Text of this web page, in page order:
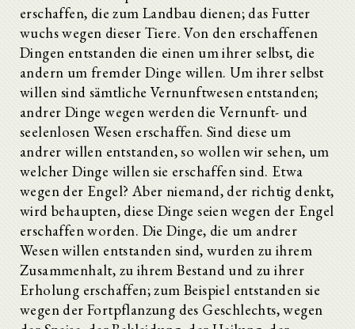
erschaffen, die zum Landbau dienen; das Futter
wuchs wegen dieser Tiere. Von den erschaffenen
Dingen entstanden die einen um ihrer selbst, die
andern um fremder Dinge willen. Um ihrer selbst
willen sind sämtliche Vernunftwesen entstanden;
andrer Dinge wegen werden die Vernunft- und
seelenlosen Wesen erschaffen. Sind diese um
andrer willen entstanden, so wollen wir sehen, um
welcher Dinge willen sie erschaffen sind. Etwa
wegen der Engel? Aber niemand, der richtig denkt,
wird behaupten, diese Dinge seien wegen der Engel
erschaffen worden. Die Dinge, die um andrer
Wesen willen entstanden sind, wurden zu ihrem
Zusammenhalt, zu ihrem Bestand und zu ihrer
Erholung erschaffen; zum Beispiel entstanden sie
wegen der Fortpflanzung des Geschlechts, wegen